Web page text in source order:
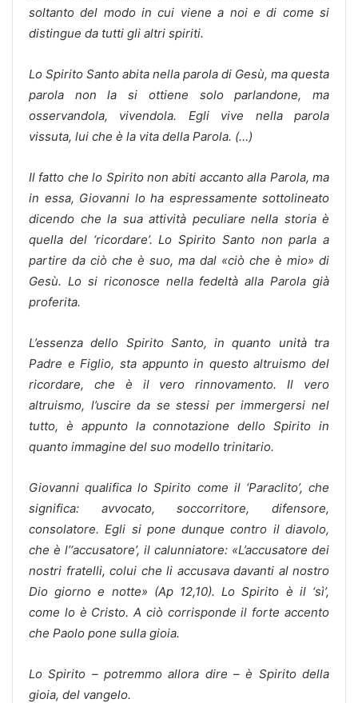
soltanto del modo in cui viene a noi e di come si
distingue da tutti gli altri spiriti.
Lo Spirito Santo abita nella parola di Gesù, ma questa
parola non la si ottiene solo parlandone, ma
osservandola, vivendola. Egli vive nella parola
vissuta, lui che è la vita della Parola. (…)
Il fatto che lo Spirito non abiti accanto alla Parola, ma
in essa, Giovanni lo ha espressamente sottolineato
dicendo che la sua attività peculiare nella storia è
quella del ‘ricordare’. Lo Spirito Santo non parla a
partire da ciò che è suo, ma dal «ciò che è mio» di
Gesù. Lo si riconosce nella fedeltà alla Parola già
proferita.
L’essenza dello Spirito Santo, in quanto unità tra
Padre e Figlio, sta appunto in questo altruismo del
ricordare, che è il vero rinnovamento. Il vero
altruismo, l’uscire da se stessi per immergersi nel
tutto, è appunto la connotazione dello Spirito in
quanto immagine del suo modello trinitario.
Giovanni qualifica lo Spirito come il ‘Paraclito’, che
significa: avvocato, soccorritore, difensore,
consolatore. Egli si pone dunque contro il diavolo,
che è l’‘accusatore’, il calunniatore: «L’accusatore dei
nostri fratelli, colui che li accusava davanti al nostro
Dio giorno e notte» (Ap 12,10). Lo Spirito è il ‘sì’,
come lo è Cristo. A ciò corrisponde il forte accento
che Paolo pone sulla gioia.
Lo Spirito – potremmo allora dire – è Spirito della
gioia, del vangelo.